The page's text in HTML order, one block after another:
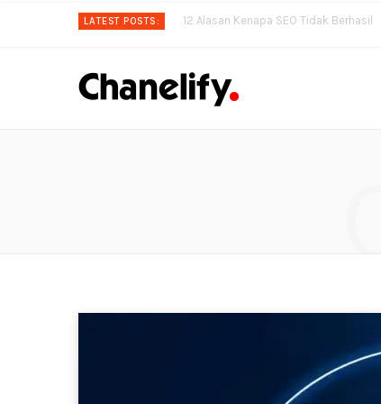
LATEST POSTS: 12 Alasan Kenapa SEO Tidak Berhasil